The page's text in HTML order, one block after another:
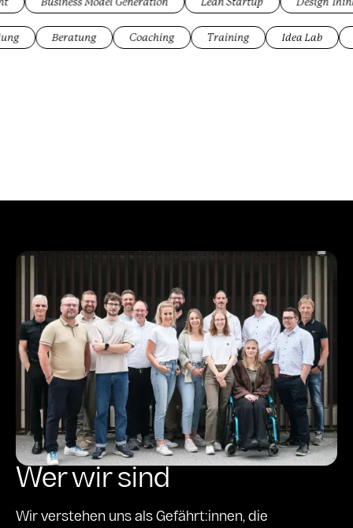
Beratung Coaching Training Idea
Wer wir sind
Wir verstehen uns als Gefährt:innen, die